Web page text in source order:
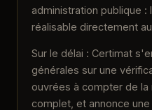
administration publique :
réalisable directement
Sur le délai : Certimat
générales sur une
ouvrées à compter de
complet , et annonce